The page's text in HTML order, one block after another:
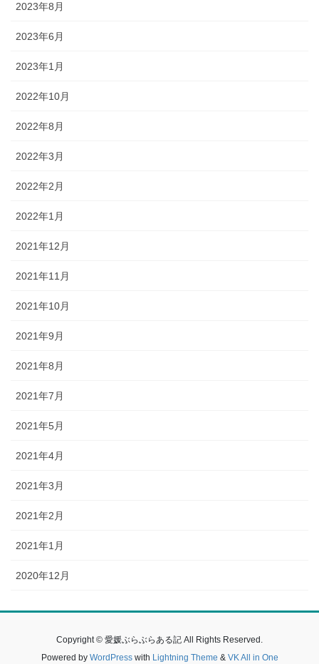
2023年8月
2023年6月
2023年1月
2022年10月
2022年8月
2022年3月
2022年2月
2022年1月
2021年12月
2021年11月
2021年10月
2021年9月
2021年8月
2021年7月
2021年5月
2021年4月
2021年3月
2021年2月
2021年1月
2020年12月
Copyright © 愛媛ぶらぶらある記 All Rights Reserved.
Powered by WordPresswith Lightning Theme & VK All in One